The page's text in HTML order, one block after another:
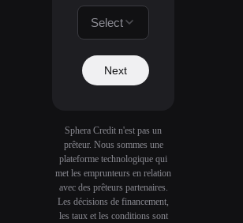
Select
Next
Sphera Credit n'est pas un
prêteur. Nous sommes une
plateforme technologique qui
met les emprunteurs en relation
avec des prêteurs partenaires.
Les décisions de financement,
les taux et les conditions sont